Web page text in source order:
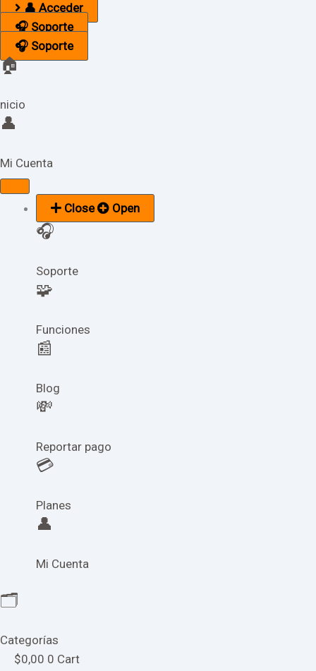
👤 Acceder
🎧 Soporte
🎧 Soporte
🏠
nicio
👤
Mi Cuenta
Close Open
🎧
Soporte
🧩
Funciones
📰
Blog
💸
Reportar pago
💳
Planes
👤
Mi Cuenta
🗂️
Categorías
$0,00 0 Cart